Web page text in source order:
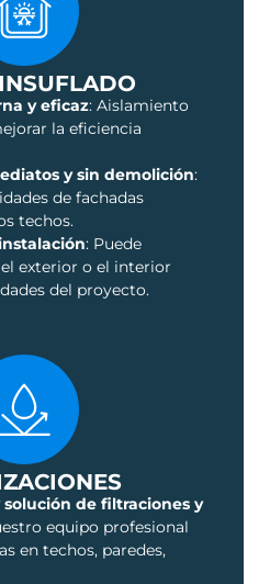
y eficaz: Aislamiento
la eficiencia
y sin demolición:
de fachadas
techos.
: Puede
exterior o el interior
del proyecto.
de filtraciones y
equipo profesional
en techos, paredes,